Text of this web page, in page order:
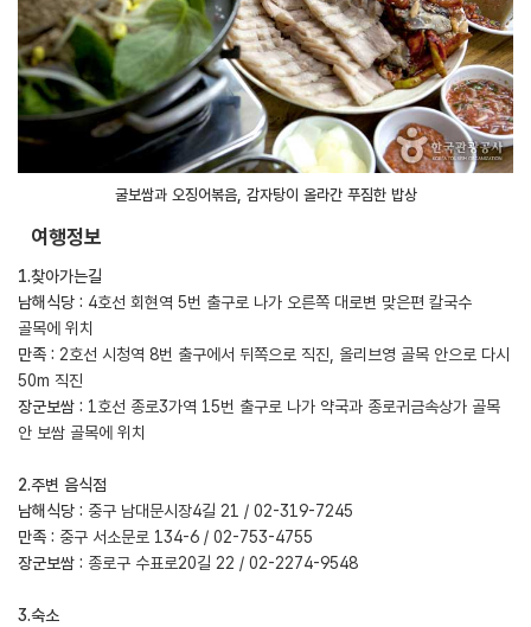
굴보쌈과 오징어볶음, 감자탕이 올라간 푸짐한 밥상
여행정보
1.찾아가는길
남해식당 : 4호선 회현역 5번 출구로 나가 오른쪽 대로변 맞은편 칼국수
골목에 위치
만족 : 2호선 시청역 8번 출구에서 뒤쪽으로 직진, 올리브영 골목 안으로 다시
50m 직진
장군보쌈 : 1호선 종로3가역 15번 출구로 나가 약국과 종로귀금속상가 골목
안 보쌈 골목에 위치
2.주변 음식점
남해식당 : 중구 남대문시장4길 21 / 02-319-7245
만족 : 중구 서소문로 134-6 / 02-753-4755
장군보쌈 : 종로구 수표로20길 22 / 02-2274-9548
3.숙소